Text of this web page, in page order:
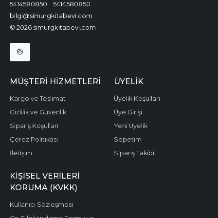
5414580850
5414580850
bilgi@simurgkitabevi.com
© 2026 simurgkitabevi.com
MÜŞTERI HIZMETLERI
Kargo ve Teslimat
Gizlilik ve Güvenlik
Sipariş Koşulları
Çerez Politikası
İletişim
ÜYELIK
Üyelik Koşulları
Üye Girişi
Yeni Üyelik
Sepetim
Sipariş Takibi
KIŞISEL VERILERI
KORUMA (KVKK)
Kullanıcı Sözleşmesi